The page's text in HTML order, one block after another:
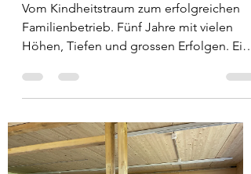
Vom Kindheitstraum zum erfolgreichen
Familienbetrieb. Fünf Jahre mit vielen
Höhen, Tiefen und grossen Erfolgen. Ein